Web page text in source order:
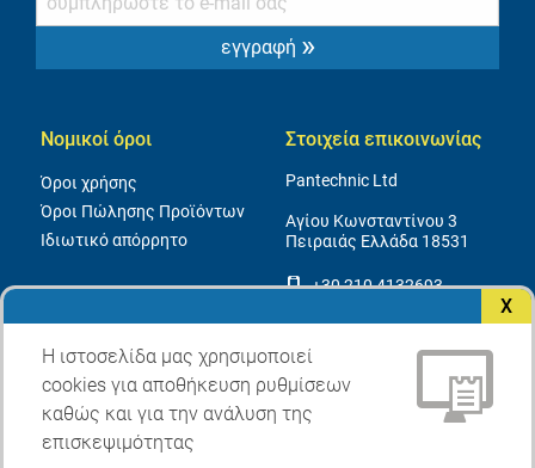
Νομικοί όροι
Όροι χρήσης
Όροι Πώλησης Προϊόντων
Ιδιωτικό απόρρητο
Στοιχεία επικοινωνίας
Pantechnic Ltd
Αγίου Κωνσταντίνου 3
Πειραιάς Ελλάδα 18531
+30 210 4132693
εγγραφή »
X
Η ιστοσελίδα μας χρησιμοποιεί
cookies για αποθήκευση ρυθμίσεων
καθώς και για την ανάλυση της
επισκεψιμότητας